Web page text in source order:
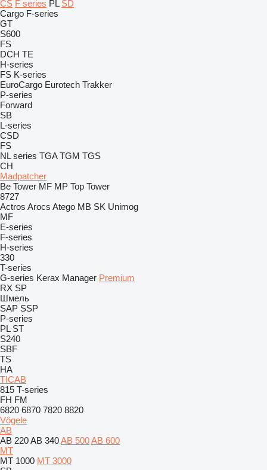
CS F series PL SD
Cargo F-series
GT
S600
FS
DCH TE
H-series
FS K-series
EuroCargo Eurotech Trakker
P-series
Forward
SB
L-series
CSD
FS
NL series TGA TGM TGS
CH
Madpatcher
Be Tower MF MP Top Tower
8727
Actros Arocs Atego MB SK Unimog
MF
E-series
F-series
H-series
330
T-series
G-series Kerax Manager Premium
RX SP
Шмель
SAP SSP
P-series
PL ST
S240
SBF
TS
HA
TICAB
815 T-series
FH FM
6820 6870 7820 8820
Vögele
AB
AB 220AB 340AB 500AB 600
MT
MT 1000 MT 3000